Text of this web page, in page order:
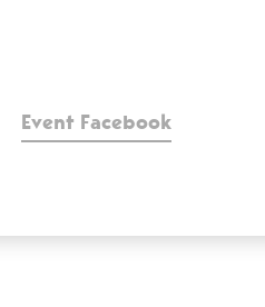
Event Facebook